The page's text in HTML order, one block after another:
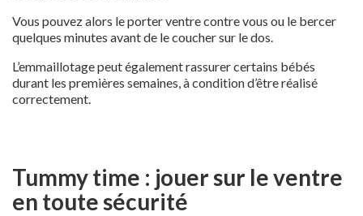
Vous pouvez alors le porter ventre contre vous ou le bercer
quelques minutes avant de le coucher sur le dos.
L’emmaillotage peut également rassurer certains bébés
durant les premières semaines, à condition d’être réalisé
correctement.
Tummy time : jouer sur le ventre
en toute sécurité